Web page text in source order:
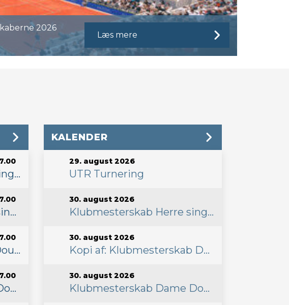
2026
Læs mere
Klubmesterskab Herre single
Klubmesterskab Dame single
Klubmesterskab Herre Double
Klubmesterskab Dame Double
KALENDER
29. august 2026
UTR Turnering
30. august 2026
Klubmesterskab Herre single 30.8.
30. august 2026
Kopi af: Klubmesterskab Dame single
30. august 2026
Klubmesterskab Dame Double